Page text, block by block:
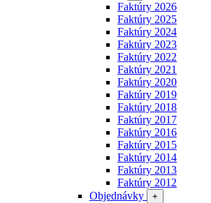
Faktúry 2026
Faktúry 2025
Faktúry 2024
Faktúry 2023
Faktúry 2022
Faktúry 2021
Faktúry 2020
Faktúry 2019
Faktúry 2018
Faktúry 2017
Faktúry 2016
Faktúry 2015
Faktúry 2014
Faktúry 2013
Faktúry 2012
Objednávky
+